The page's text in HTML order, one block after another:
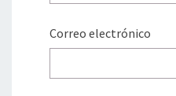
Correo electrónico